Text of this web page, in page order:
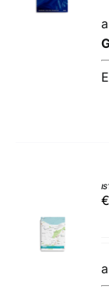
/
AL
CARRELLO
/